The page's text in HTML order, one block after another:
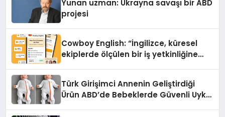
Yunan uzman: Ukrayna savaşı bir ABD
projesi
Cowboy English: “İngilizce, küresel
ekiplerde ölçülen bir iş yetkinliğine
Türk Girişimci Annenin Geliştirdiği
Ürün ABD’de Bebeklerde Güvenli Uyku